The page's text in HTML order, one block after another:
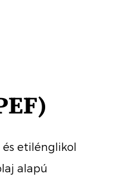
és etilénglikol
alapú